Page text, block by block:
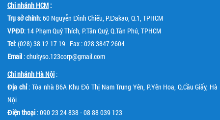
Chi nhánh HCM :
Trụ sở chính: 60 Nguyễn Đình Chiểu, P.Đakao, Q.1, TPHCM
VPĐD: 14 Phạm Quý Thích, P.Tân Quý, Q.Tân Phú, TPHCM
Tel: (028) 38 12 17 19 Fax : 028 3847 2604
Email : chukyso.123corp@gmail.com
Chi nhánh Hà Nội :
Địa chỉ: Tòa nhà B6A Khu Đô Thị Nam Trung Yên, P.Yên Hoa, Q.Cầu Giấy, Hà
Nội
Điện thoại : 090 23 24 838 - 08 88 039 123